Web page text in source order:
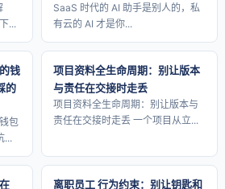
...
SaaS 时代的 AI 助手是别人的，私
有云的 AI 才是你...
钱
的
包
...
项目资料全生命周期：别让版本
与责任在交接时走丢
项目资料全生命周期：别让版本与
责任在交接时走丢 一个项目从立...
离职员工 行为约束：别让钥匙和